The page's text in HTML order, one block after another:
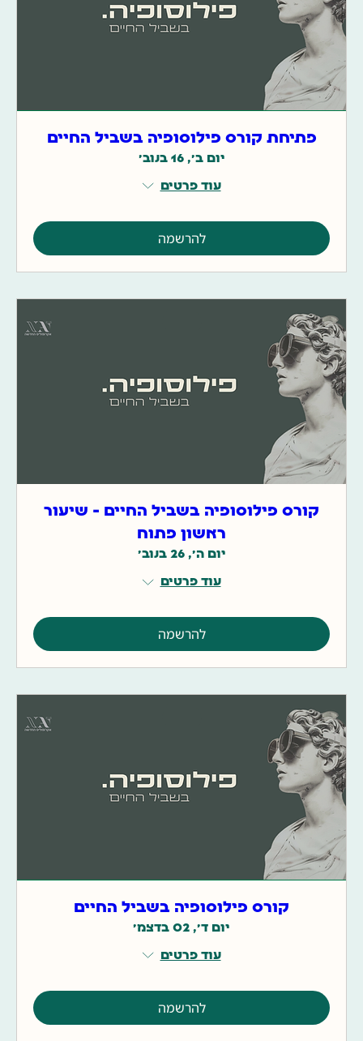
פתיחת קורס פילוסופיה בשביל החיים
יום ב׳, 16 בנוב׳
עוד פרטים
להרשמה
קורס פילוסופיה בשביל החיים - שיעור
ראשון פתוח
יום ה׳, 26 בנוב׳
עוד פרטים
להרשמה
קורס פילוסופיה בשביל החיים
יום ד׳, 02 בדצמ׳
עוד פרטים
להרשמה